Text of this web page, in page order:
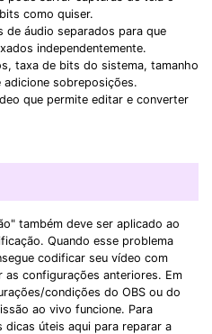
como quiser.
de áudio separados para que
independentemente.
taxa de bits do sistema, tamanho
sobreposições.
que permite editar e converter
também deve ser aplicado ao
Quando esse problema
codificar seu vídeo com
as configurações anteriores. Em
condições do OBS ou do
ao vivo funcione. Para
dicas úteis aqui para reparar a